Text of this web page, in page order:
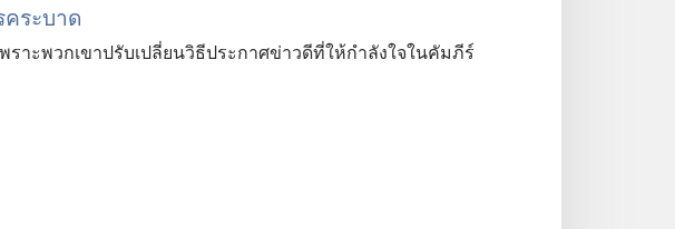
ระบาด
าะพวกเขาปรับเปลี่ยนวิธีประกาศข่าวดีที่ให้กำลังใจในคัมภีร์